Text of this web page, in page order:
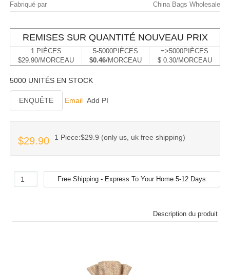
Fabriqué par China Bags Wholesale
REMISES SUR QUANTITÉ NOUVEAU PRIX
1 PIÈCES
$29.90/MORCEAU
5-5000PIÈCES
$0.46/MORCEAU
=>5000PIÈCES
$ 0.30/MORCEAU
5000 UNITÉS EN STOCK
ENQUÊTE Email Add PI
$29.90 1 Piece:$29.9 (only us, uk free shipping)
Description du produit